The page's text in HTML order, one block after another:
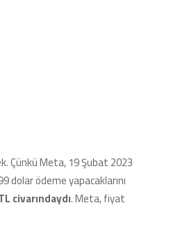
Çünkü Meta, 19 Şubat 2023
dolar ödeme yapacaklarını
civarındaydı. Meta, fiyat